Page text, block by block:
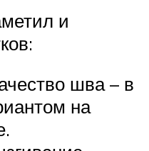
и
шва – в
на